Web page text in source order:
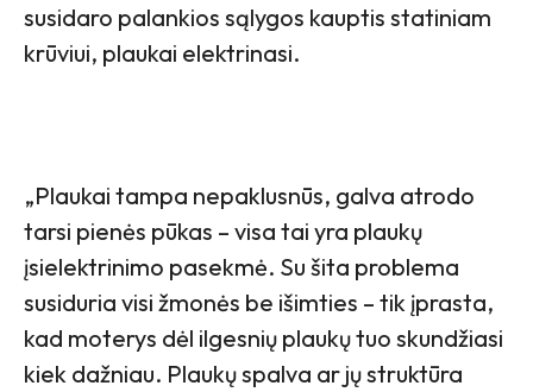
susidaro palankios sąlygos kauptis statiniam
krūviui, plaukai elektrinasi.
„Plaukai tampa nepaklusnūs, galva atrodo
tarsi pienės pūkas – visa tai yra plaukų
įsielektrinimo pasekmė. Su šita problema
susiduria visi žmonės be išimties – tik įprasta,
kad moterys dėl ilgesnių plaukų tuo skundžiasi
kiek dažniau. Plaukų spalva ar jų struktūra